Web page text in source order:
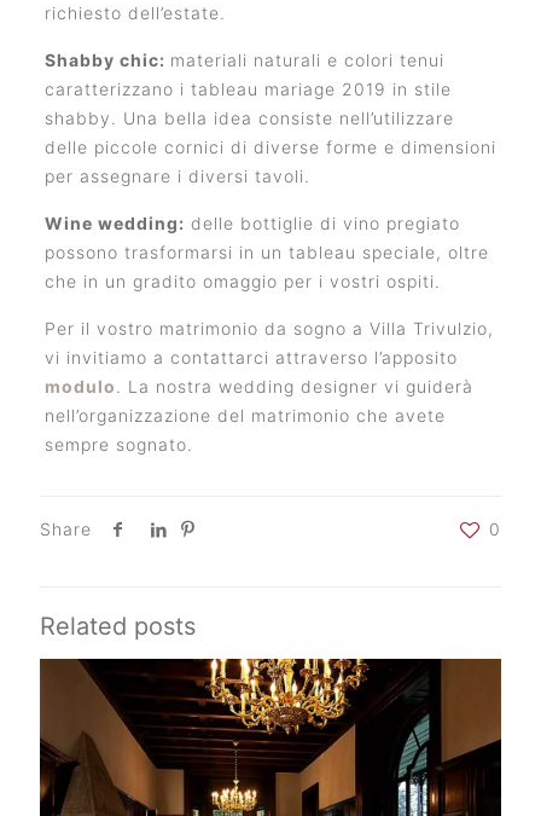
richiesto dell’estate.
Shabby chic: materiali naturali e colori tenui
caratterizzano i tableau mariage 2019 in stile
shabby. Una bella idea consiste nell’utilizzare
delle piccole cornici di diverse forme e dimensioni
per assegnare i diversi tavoli.
Wine wedding: delle bottiglie di vino pregiato
possono trasformarsi in un tableau speciale, oltre
che in un gradito omaggio per i vostri ospiti.
Per il vostro matrimonio da sogno a Villa Trivulzio,
vi invitiamo a contattarci attraverso l’apposito
modulo. La nostra wedding designer vi guiderà
nell’organizzazione del matrimonio che avete
sempre sognato.
Share 0
Related posts